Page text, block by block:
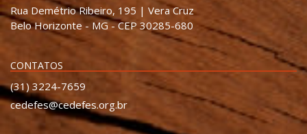
Rua Demétrio Ribeiro, 195 | Vera Cruz
Belo Horizonte - MG - CEP 30285-680
CONTATOS
(31) 3224-7659
cedefes@cedefes.org.br